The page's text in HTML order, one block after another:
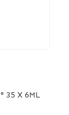
35 X 6ML